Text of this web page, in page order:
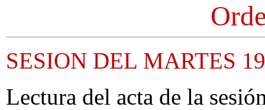
SESION DEL MARTES
Lectura del acta de la